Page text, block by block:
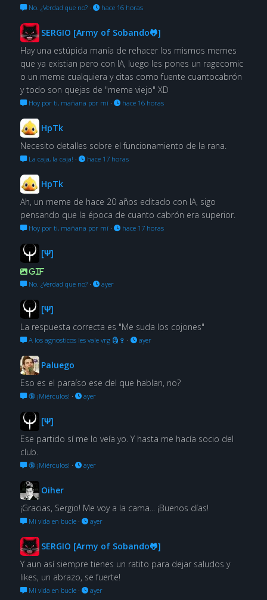
No. ¿Verdad que no?· hace 16 horas
SERGIO [Army of Sobando🐸]
Hay una estúpida manía de rehacer los mismos memes
que ya existian pero con IA, luego les pones un ragecomic
o un meme cualquiera y citas como fuente cuantocabrón
y todo son quejas de "meme viejo" XD
Hoy por ti, mañana por mí· hace 16 horas
HpTk
Necesito detalles sobre el funcionamiento de la rana.
La caja, la caja! · hace 17 horas
HpTk
Ah, un meme de hace 20 años editado con IA, sigo
pensando que la época de cuanto cabrón era superior.
Hoy por ti, mañana por mí· hace 17 horas
[Ψ]
GIF
No. ¿Verdad que no?· ayer
[Ψ]
La respuesta correcta es "Me suda los cojones"
A los agnosticos les vale vrg 🗿🍷 · ayer
Paluego
Eso es el paraíso ese del que hablan, no?
🔞 ¡Miérculos! · ayer
[Ψ]
Ese partido sí me lo veía yo. Y hasta me hacía socio del
club.
🔞 ¡Miérculos! · ayer
Oiher
¡Gracias, Sergio! Me voy a la cama... ¡Buenos días!
Mi vida en bucle· ayer
SERGIO [Army of Sobando🐸]
Y aun así siempre tienes un ratito para dejar saludos y
likes, un abrazo, se fuerte!
Mi vida en bucle· ayer